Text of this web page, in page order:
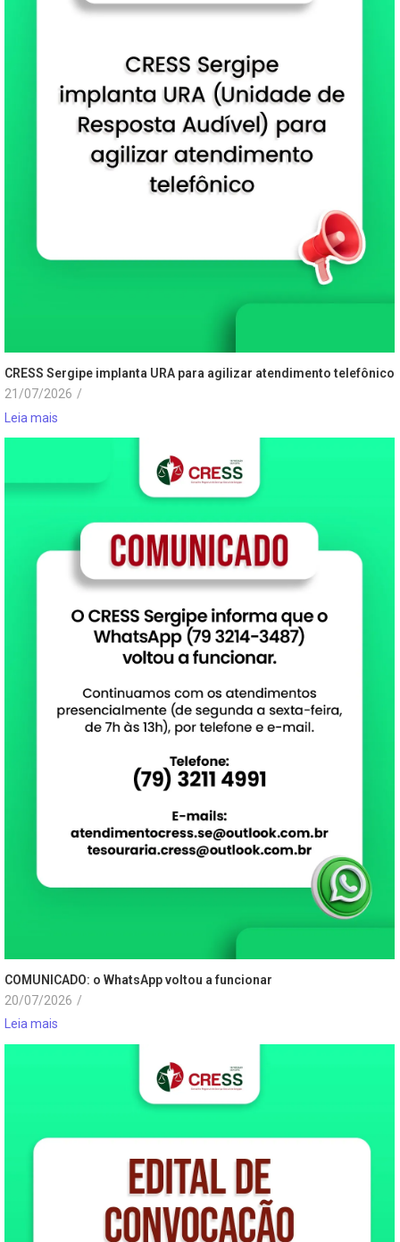
CRESS Sergipe implanta URA para agilizar atendimento telefônico
21/07/2026 /
Leia mais
COMUNICADO: o WhatsApp voltou a funcionar
20/07/2026 /
Leia mais